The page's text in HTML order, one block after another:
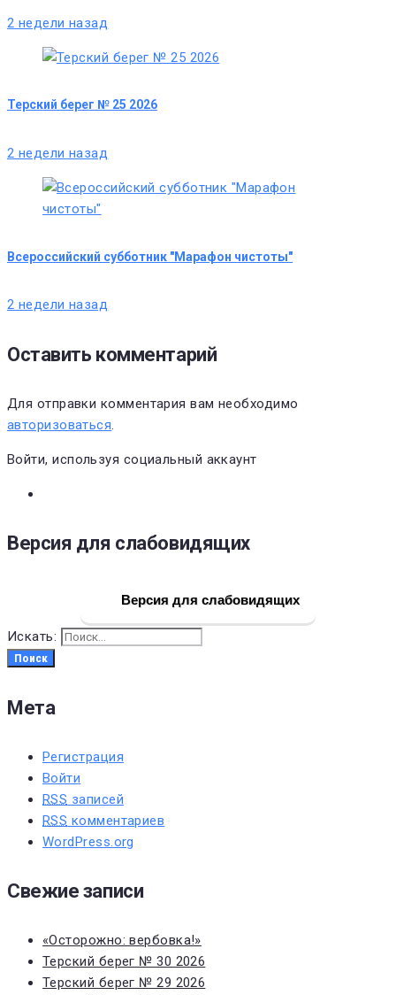
2 недели назад
Терский берег № 25 2026
2 недели назад
Всероссийский субботник "Марафон чистоты"
2 недели назад
Оставить комментарий
Для отправки комментария вам необходимо
авторизоваться.
Войти, используя социальный аккаунт
Версия для слабовидящих
Версия для слабовидящих
Искать:
Поиск
Мета
Регистрация
Войти
RSS записей
RSS комментариев
WordPress.org
Свежие записи
«Осторожно: вербовка!»
Терский берег № 30 2026
Терский берег № 29 2026